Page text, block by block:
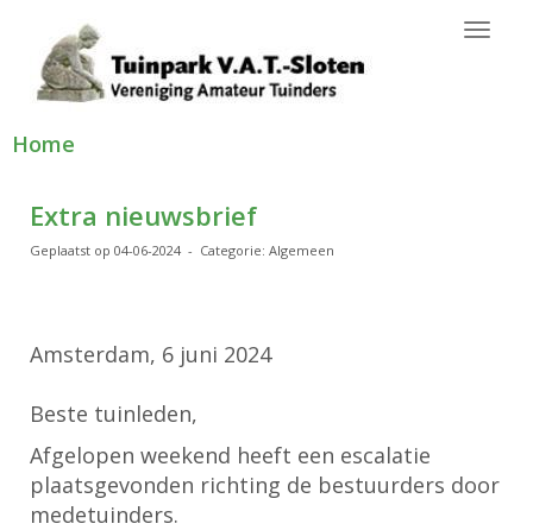
Home
Extra nieuwsbrief
Geplaatst op 04-06-2024 - Categorie: Algemeen
Amsterdam, 6 juni 2024
Beste tuinleden,
Afgelopen weekend heeft een escalatie
plaatsgevonden richting de bestuurders door
medetuinders.